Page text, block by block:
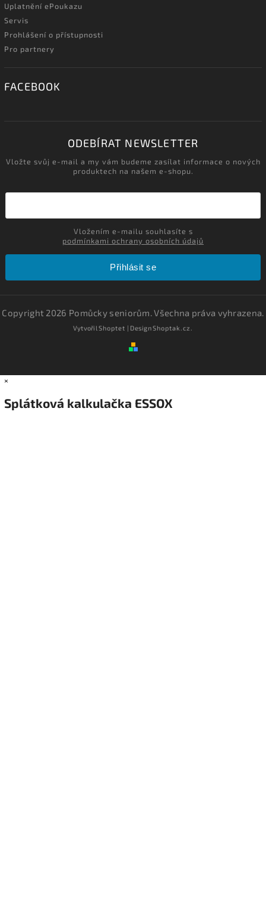
Uplatnění ePoukazu
Servis
Prohlášení o přístupnosti
Pro partnery
FACEBOOK
ODEBÍRAT NEWSLETTER
Vložte svůj e-mail a my vám budeme zasílat informace o nových
produktech na našem e-shopu.
podmínkami ochrany osobních údajů
Přihlásit se
Copyright 2026 Pomůcky seniorům. Všechna práva vyhrazena.
VytvořilShoptet | DesignShoptak.cz.
×
Splátková kalkulačka ESSOX